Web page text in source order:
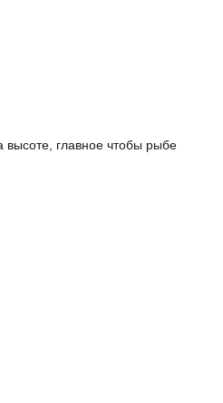
высоте, главное чтобы рыбе